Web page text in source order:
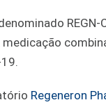
REGN-
medicação
Regeneron